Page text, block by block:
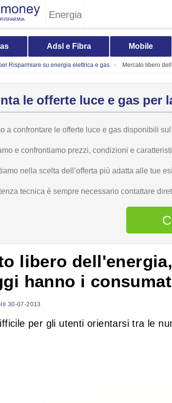
Energia
Adsl e Fibra Mobile
Risparmiare su energia elettrica e gas Mercato libero
le offerte luce e gas per
a confrontare le offerte luce e gas disponibili sul
e confrontiamo prezzi, condizioni e
nella scelta dell’offerta più adatta alle tue
tecnica è sempre necessario contattare
libero
hanno i
30-07-2013
per gli utenti orientarsi tra le